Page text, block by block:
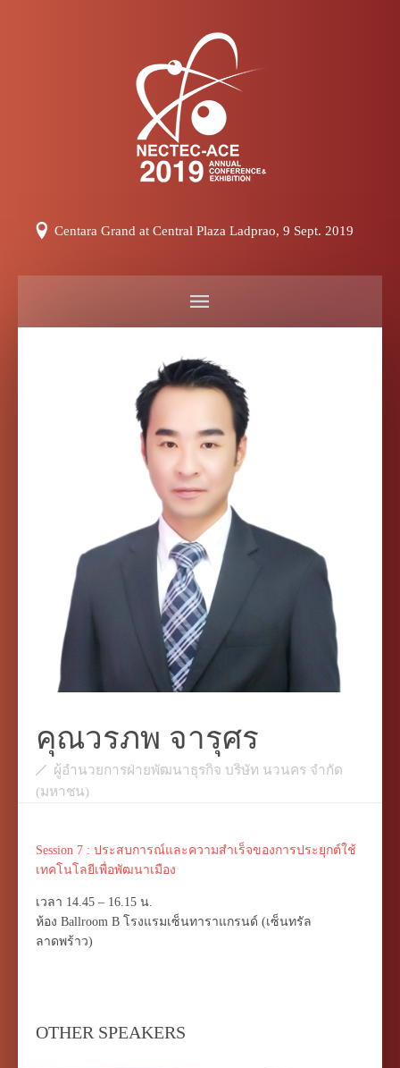
Centara Grand at Central Plaza Ladprao, 9 Sept. 2019
คุณวรภพ จารุศร
ผู้อำนวยการฝ่ายพัฒนาธุรกิจ บริษัท นวนคร จำกัด
(มหาชน)
Session 7 : ประสบการณ์และความสำเร็จของการประยุกต์ใช้
เทคโนโลยีเพื่อพัฒนาเมือง
เวลา 14.45 – 16.15 น.
ห้อง Ballroom B โรงแรมเซ็นทาราแกรนด์ (เซ็นทรัล
ลาดพร้าว)
OTHER SPEAKERS